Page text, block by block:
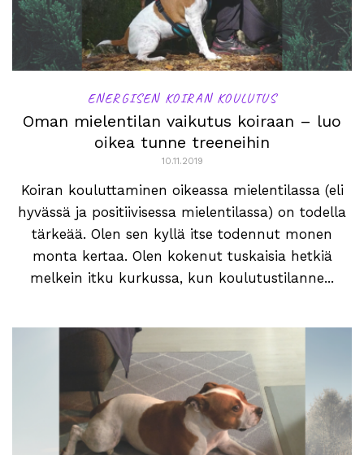
ENERGISEN KOIRAN KOULUTUS
Oman mielentilan vaikutus koiraan – luo
oikea tunne treeneihin
10.11.2019
Koiran kouluttaminen oikeassa mielentilassa (eli
hyvässä ja positiivisessa mielentilassa) on todella
tärkeää. Olen sen kyllä itse todennut monen
monta kertaa. Olen kokenut tuskaisia hetkiä
melkein itku kurkussa, kun koulutustilanne...